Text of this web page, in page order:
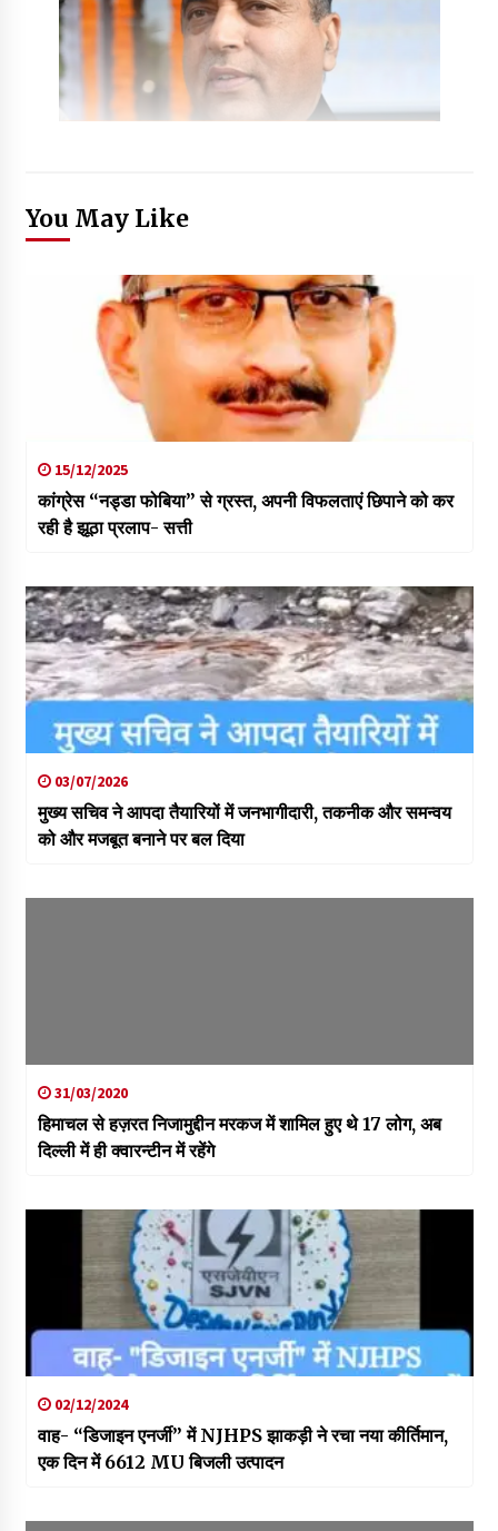
You May Like
15/12/2025
कांग्रेस “नड्डा फोबिया” से ग्रस्त, अपनी विफलताएं छिपाने को कर
रही है झूठा प्रलाप- सत्ती
03/07/2026
मुख्य सचिव ने आपदा तैयारियों में जनभागीदारी, तकनीक और समन्वय
को और मजबूत बनाने पर बल दिया
31/03/2020
हिमाचल से हज़रत निजामुद्दीन मरकज में शामिल हुए थे 17 लोग, अब
दिल्ली में ही क्वारन्टीन में रहेंगे
02/12/2024
वाह- “डिजाइन एनर्जी” में NJHPS झाकड़ी ने रचा नया कीर्तिमान,
एक दिन में 6612 MU बिजली उत्पादन